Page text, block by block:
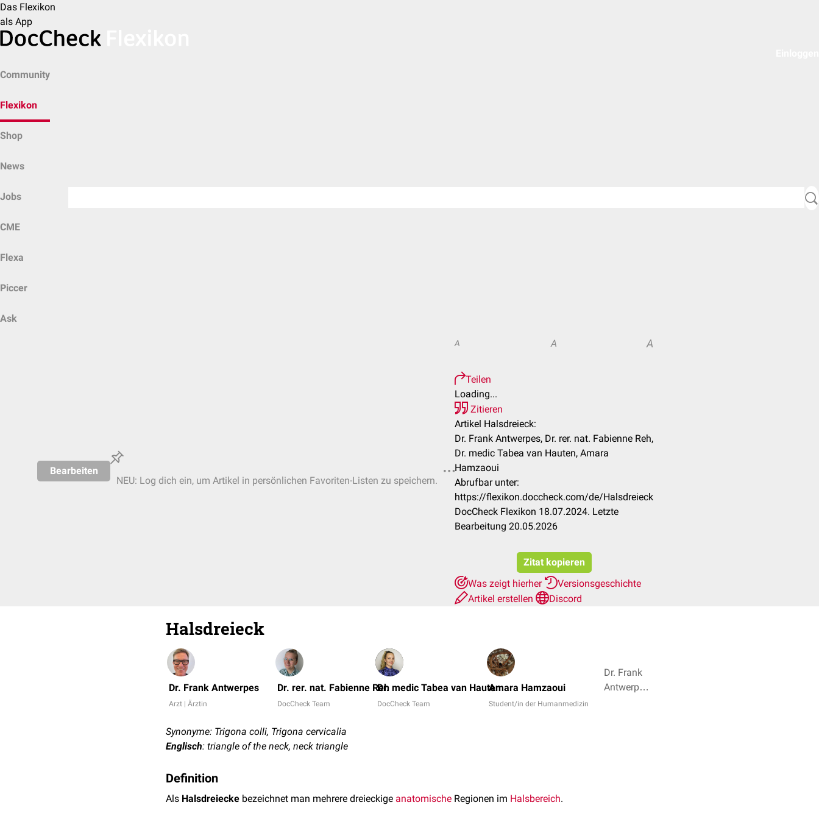
Das Flexikon
als App
Community
Flexikon
Shop
News
Jobs
CME
Flexa
Piccer
Ask
Bearbeiten
NEU: Log dich ein, um Artikel in persönlichen Favoriten-Listen zu speichern.
A A A
Teilen
Loading...
Zitieren
Artikel Halsdreieck:
Dr. Frank Antwerpes, Dr. rer. nat. Fabienne Reh,
Dr. medic Tabea van Hauten, Amara
Hamzaoui
Abrufbar unter:
https://flexikon.doccheck.com/de/Halsdreieck
DocCheck Flexikon 18.07.2024. Letzte
Bearbeitung 20.05.2026
Zitat kopieren
Was zeigt hierher
Versionsgeschichte
Artikel erstellen
Discord
Halsdreieck
Dr. Frank Antwerpes
Arzt | Ärztin
Dr. rer. nat. Fabienne Reh
DocCheck Team
Dr. medic Tabea van Hauten
DocCheck Team
Amara Hamzaoui
Student/in der Humanmedizin
Dr. Frank
Antwerpes,
Synonyme: Trigona colli, Trigona cervicalia
Englisch: triangle of the neck, neck triangle
Definition
Als Halsdreiecke bezeichnet man mehrere dreieckige anatomische Regionen im Halsbereich.